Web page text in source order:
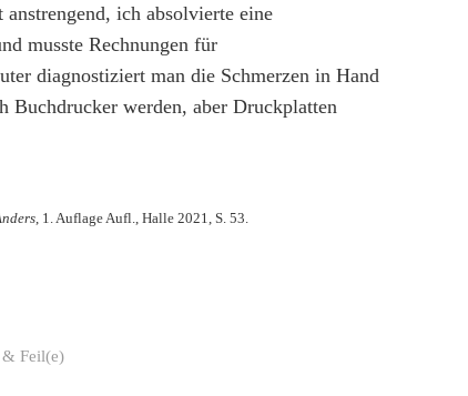
ich absolvierte eine
musste Rechnungen für
diagnostiziert man die Schmerzen in Hand
werden, aber Druckplatten
, 1. Auflage Aufl., Halle 2021, S. 53.
Feil(e)